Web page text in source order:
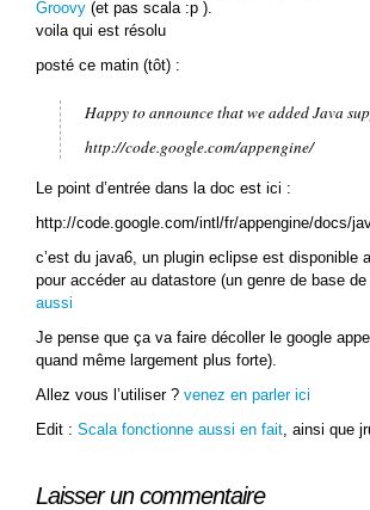
Groovy (et pas scala :p ).
voila qui est résolu
posté ce matin (tôt) :
Happy to announce that we added Java
http://code.google.com/appengine/
Le point d’entrée dans la doc est ici :
http://code.google.com/intl/fr/appengine/docs/
c’est du java6, un plugin eclipse est
pour accéder au datastore (un genre de base
aussi
Je pense que ça va faire décoller le google
quand même largement plus forte).
Allez vous l’utiliser ? venez en parler ici
Edit : Scala fonctionne aussi en fait, ainsi que
Laisser un commentaire